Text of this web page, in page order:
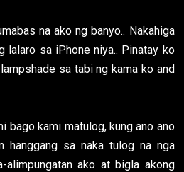
na ako ng banyo.. Nakahiga
lalaro sa iPhone niya.. Pinatay ko
sa tabi ng kama ko and
bago kami matulog, kung ano ano
hanggang sa naka tulog na nga
alimpungatan ako at bigla akong